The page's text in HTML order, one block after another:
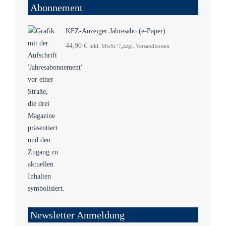
Abonnement
KFZ-Anzeiger Jahresabo (e-Paper)
44,90 € inkl. MwSt.“/„zzgl. Versandkosten
Newsletter Anmeldung